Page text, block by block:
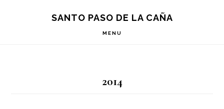
SANTO PASO DE LA CAÑA
MENU
2014